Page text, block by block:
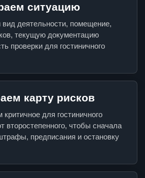
ситуацию
вид деятельности, помещение,
текущую документацию
проверки для гостиничного
карту рисков
для гостиничного
второстепенного, чтобы сначала
предписания и остановку